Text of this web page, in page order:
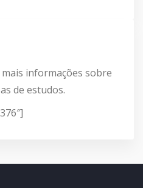
informações sobre
de estudos.